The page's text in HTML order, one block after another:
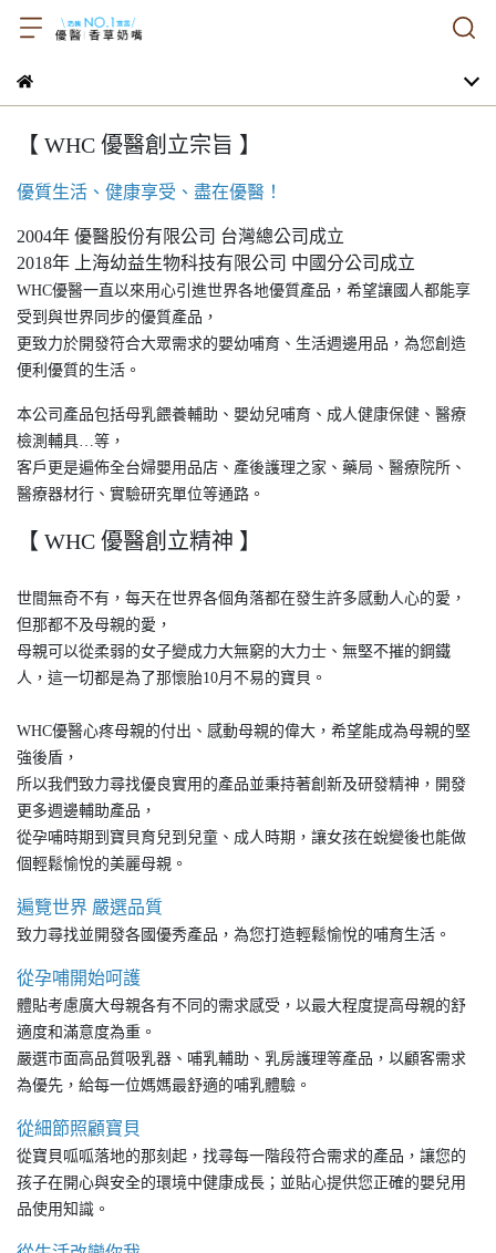
【 WHC 優醫創立宗旨 】
優質生活、健康享受、盡在優醫！
2004年 優醫股份有限公司 台灣總公司成立
2018年 上海幼益生物科技有限公司 中國分公司成立
WHC優醫一直以來用心引進世界各地優質產品，希望讓國人都能享
受到與世界同步的優質產品，
更致力於開發符合大眾需求的嬰幼哺育、生活週邊用品，為您創造
便利優質的生活。
本公司產品包括母乳餵養輔助、嬰幼兒哺育、成人健康保健、醫療
檢測輔具…等，
客戶更是遍佈全台婦嬰用品店、產後護理之家、藥局、醫療院所、
醫療器材行、實驗研究單位等通路。
【 WHC 優醫創立精神 】
世間無奇不有，每天在世界各個角落都在發生許多感動人心的愛，
但那都不及母親的愛，
母親可以從柔弱的女子變成力大無窮的大力士、無堅不摧的鋼鐵
人，這一切都是為了那懷胎10月不易的寶貝。
WHC優醫心疼母親的付出、感動母親的偉大，希望能成為母親的堅
強後盾，
所以我們致力尋找優良實用的產品並秉持著創新及研發精神，開發
更多週邊輔助產品，
從孕哺時期到寶貝育兒到兒童、成人時期，讓女孩在蛻變後也能做
個輕鬆愉悅的美麗母親。
遍覽世界 嚴選品質
致力尋找並開發各國優秀產品，為您打造輕鬆愉悅的哺育生活。
從孕哺開始呵護
體貼考慮廣大母親各有不同的需求感受，以最大程度提高母親的舒
適度和滿意度為重。
嚴選市面高品質吸乳器、哺乳輔助、乳房護理等產品，以顧客需求
為優先，給每一位媽媽最舒適的哺乳體驗。
從細節照顧寶貝
從寶貝呱呱落地的那刻起，找尋每一階段符合需求的產品，讓您的
孩子在開心與安全的環境中健康成長；並貼心提供您正確的嬰兒用
品使用知識。